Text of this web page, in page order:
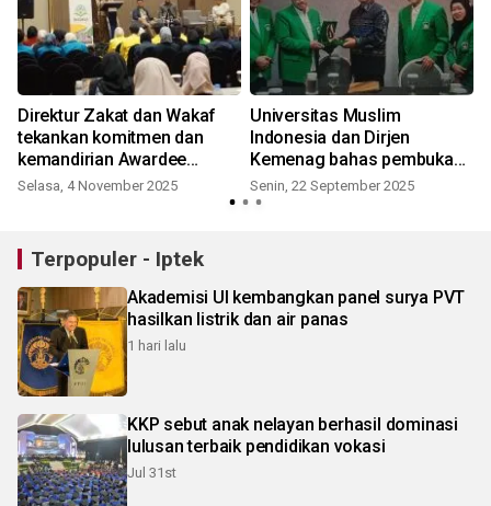
Direktur Zakat dan Wakaf
tekankan komitmen dan
kemandirian Awardee
BeZakat
Selasa, 4 November 2025
Universitas Muslim
Indonesia dan Dirjen
Kemenag bahas pembukaan
prodi PPG Agama
Senin, 22 September 2025
Terpopuler - Iptek
Akademisi UI kembangkan panel surya PVT
hasilkan listrik dan air panas
1 hari lalu
KKP sebut anak nelayan berhasil dominasi
lulusan terbaik pendidikan vokasi
Jul 31st